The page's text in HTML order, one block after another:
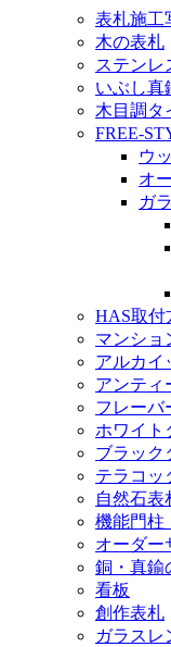
表札施工
木の表札
ステンレ
いぶし真
木目調タ
FREE-
ウ
オ
ガ
HAS取付
マンショ
アルカイ
アンティ
フレーバ
ホワイト
ブラック
テラコッ
自然石表
機能門
オーダー
銅・真鍮
看板
創作表札
ガラスレ